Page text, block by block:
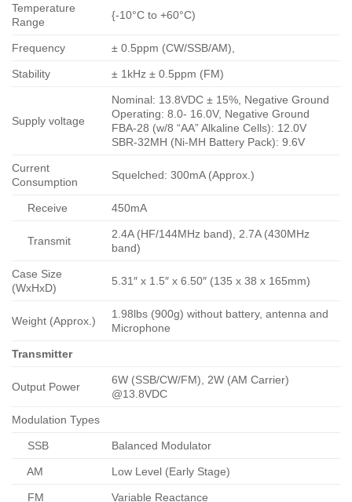
Temperature
Range
{-10°C to +60°C)
Frequency ± 0.5ppm (CW/SSB/AM),
Stability ± 1kHz ± 0.5ppm (FM)
Supply voltage
Nominal: 13.8VDC ± 15%, Negative Ground
Operating: 8.0- 16.0V, Negative Ground
FBA-28 (w/8 “AA” Alkaline Cells): 12.0V
SBR-32MH (Ni-MH Battery Pack): 9.6V
Current
Consumption
Squelched: 300mA (Approx.)
Receive 450mA
Transmit
2.4A (HF/144MHz band), 2.7A (430MHz
band)
Case Size
(WxHxD)
5.31″ x 1.5″ x 6.50″ (135 x 38 x 165mm)
Weight (Approx.)
1.98lbs (900g) without battery, antenna and
Microphone
Transmitter
Output Power
6W (SSB/CW/FM), 2W (AM Carrier)
@13.8VDC
Modulation Types
SSB Balanced Modulator
AM Low Level (Early Stage)
FM Variable Reactance